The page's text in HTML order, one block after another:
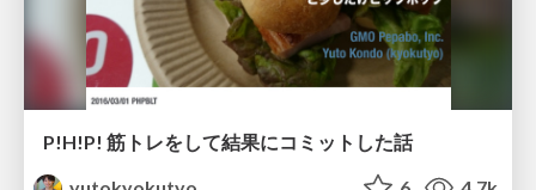
P!H!P! 筋トレをして結果にコミットした話